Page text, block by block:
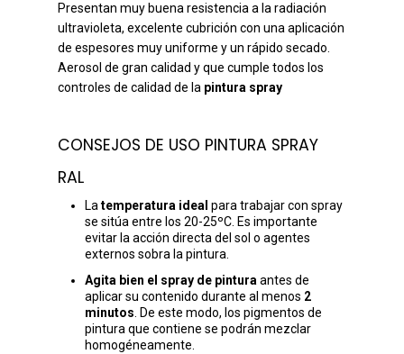
Presentan muy buena resistencia a la radiación
ultravioleta, excelente cubrición con una aplicación
de espesores muy uniforme y un rápido secado.
Aerosol de gran calidad y que cumple todos los
controles de calidad de la pintura spray
CONSEJOS DE USO PINTURA SPRAY
RAL
La temperatura ideal para trabajar con spray
se sitúa entre los 20-25ºC. Es importante
evitar la acción directa del sol o agentes
externos sobra la pintura.
Agita bien el spray de pinturaantes de
aplicar su contenido durante al menos 2
minutos. De este modo, los pigmentos de
pintura que contiene se podrán mezclar
homogéneamente.